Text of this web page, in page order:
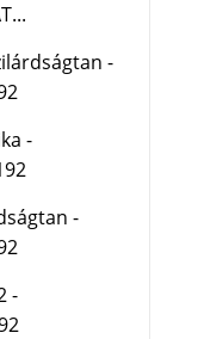
-
-
-
-